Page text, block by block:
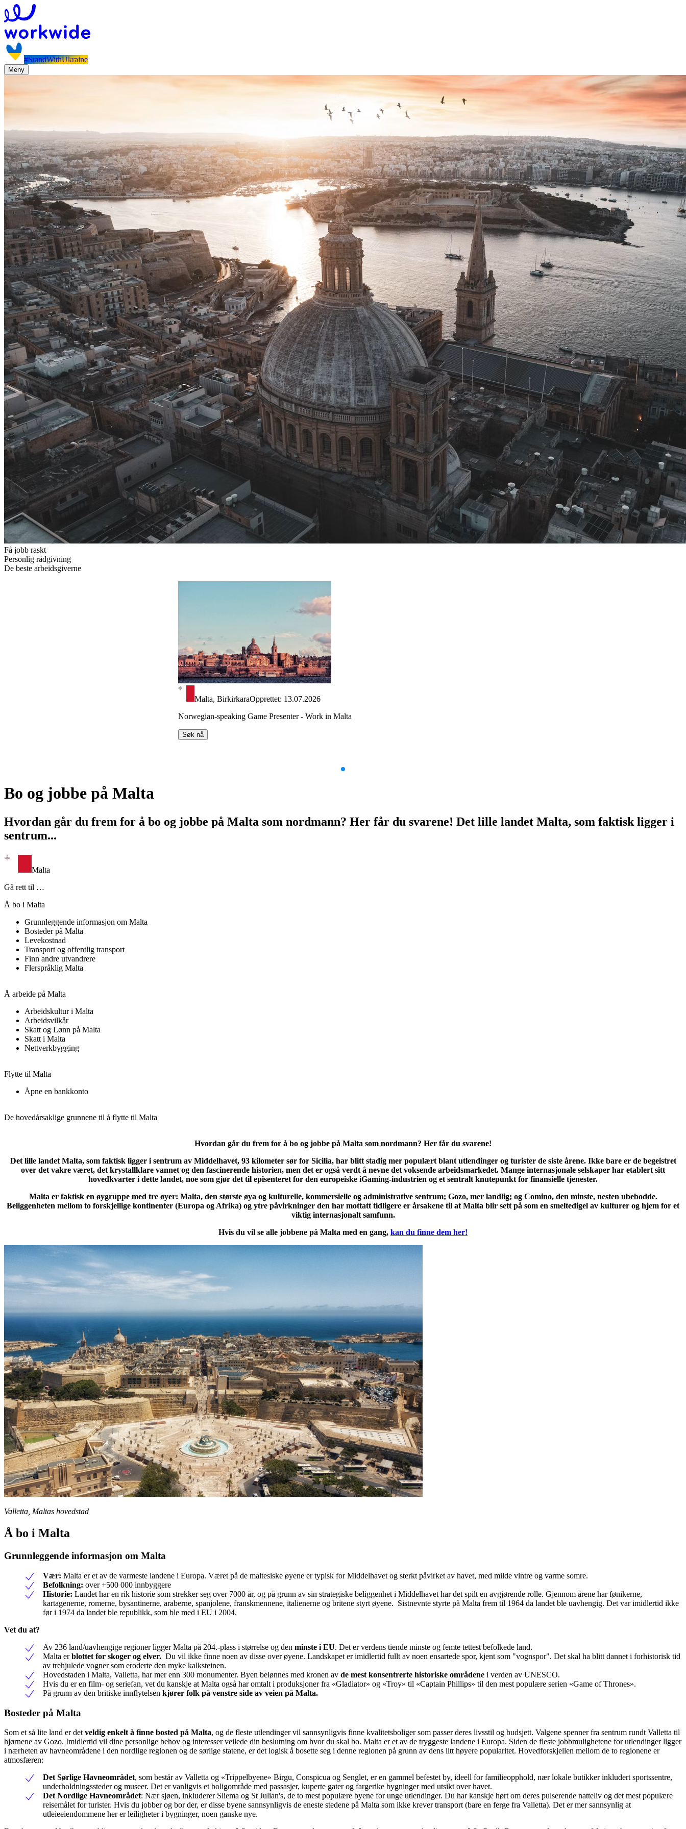
#StandWithUkraine
Meny
Få jobb raskt
Personlig rådgivning
De beste arbeidsgiverne
Malta, BirkirkaraOpprettet: 13.07.2026
Norwegian-speaking Game Presenter - Work in Malta
Søk nå
1
of
Bo og jobbe på Malta
Hvordan går du frem for å bo og jobbe på Malta som nordmann? Her får du svarene! Det lille landet Malta, som faktisk ligger i
sentrum...
Malta
Gå rett til …
Å bo i Malta
Grunnleggende informasjon om Malta
Bosteder på Malta
Levekostnad
Transport og offentlig transport
Finn andre utvandrere
Flerspråklig Malta
Å arbeide på Malta
Arbeidskultur i Malta
Arbeidsvilkår
Skatt og Lønn på Malta
Skatt i Malta
Nettverkbygging
Flytte til Malta
Åpne en bankkonto
De hovedårsaklige grunnene til å flytte til Malta
Hvordan går du frem for å bo og jobbe på Malta som nordmann? Her får du svarene!
Det lille landet Malta, som faktisk ligger i sentrum av Middelhavet, 93 kilometer sør for Sicilia, har blitt stadig mer populært blant utlendinger og turister de siste årene. Ikke bare er de begeistret
over det vakre været, det krystallklare vannet og den fascinerende historien, men det er også verdt å nevne det voksende arbeidsmarkedet. Mange internasjonale selskaper har etablert sitt
hovedkvarter i dette landet, noe som gjør det til episenteret for den europeiske iGaming-industrien og et sentralt knutepunkt for finansielle tjenester.
Malta er faktisk en øygruppe med tre øyer: Malta, den største øya og kulturelle, kommersielle og administrative sentrum; Gozo, mer landlig; og Comino, den minste, nesten ubebodde.
Beliggenheten mellom to forskjellige kontinenter (Europa og Afrika) og ytre påvirkninger den har mottatt tidligere er årsakene til at Malta blir sett på som en smeltedigel av kulturer og hjem for et
viktig internasjonalt samfunn.
Hvis du vil se alle jobbene på Malta med en gang, kan du finne dem her!
Valletta, Maltas hovedstad
Å bo i Malta
Grunnleggende informasjon om Malta
Vær: Malta er et av de varmeste landene i Europa. Været på de maltesiske øyene er typisk for Middelhavet og sterkt påvirket av havet, med milde vintre og varme somre.
Befolkning: over +500 000 innbyggere
Historie: Landet har en rik historie som strekker seg over 7000 år, og på grunn av sin strategiske beliggenhet i Middelhavet har det spilt en avgjørende rolle. Gjennom årene har fønikerne,
kartagenerne, romerne, bysantinerne, araberne, spanjolene, franskmennene, italienerne og britene styrt øyene. Sistnevnte styrte på Malta frem til 1964 da landet ble uavhengig. Det var imidlertid ikke
før i 1974 da landet ble republikk, som ble med i EU i 2004.
Vet du at?
Av 236 land/uavhengige regioner ligger Malta på 204.-plass i størrelse og den minste i EU. Det er verdens tiende minste og femte tettest befolkede land.
Malta erblottet for skoger og elver. Du vil ikke finne noen av disse over øyene. Landskapet er imidlertid fullt av noen ensartede spor, kjent som "vognspor". Det skal ha blitt dannet i forhistorisk tid
av trehjulede vogner som eroderte den myke kalksteinen.
Hovedstaden i Malta, Valletta, har mer enn 300 monumenter. Byen belønnes med kronen av de mest konsentrerte historiske områdene i verden av UNESCO.
Hvis du er en film- og seriefan, vet du kanskje at Malta også har omtalt i produksjoner fra «Gladiator» og «Troy» til «Captain Phillips» til den mest populære serien «Game of Thrones».
På grunn av den britiske innflytelsen kjører folk på venstre side av veien på Malta.
Bosteder på Malta
Som et så lite land er detveldig enkelt å finne bosted på Malta, og de fleste utlendinger vil sannsynligvis finne kvalitetsboliger som passer deres livsstil og budsjett. Valgene spenner fra sentrum rundt Valletta til
hjørnene av Gozo. Imidlertid vil dine personlige behov og interesser veilede din beslutning om hvor du skal bo. Malta er et av de tryggeste landene i Europa. Siden de fleste jobbmulighetene for utlendinger ligger
i nærheten av havneområdene i den nordlige regionen og de sørlige statene, er det logisk å bosette seg i denne regionen på grunn av dens litt høyere popularitet. Hovedforskjellen mellom de to regionene er
atmosfæren:
Det Sørlige Havneområdet, som består av Valletta og «Trippelbyene» Birgu, Conspicua og Senglet, er en gammel befestet by, ideell for familieopphold, nær lokale butikker inkludert sportssentre,
underholdningssteder og museer. Det er vanligvis et boligområde med passasjer, kuperte gater og fargerike bygninger med utsikt over havet.
Det Nordlige Havneområdet: Nær sjøen, inkluderer Sliema og St Julian's, de to mest populære byene for unge utlendinger. Du har kanskje hørt om deres pulserende natteliv og det mest populære
reisemålet for turister. Hvis du jobber og bor der, er disse byene sannsynligvis de eneste stedene på Malta som ikke krever transport (bare en ferge fra Valletta). Det er mer sannsynlig at
utleieeiendommene her er leiligheter i bygninger, noen ganske nye.